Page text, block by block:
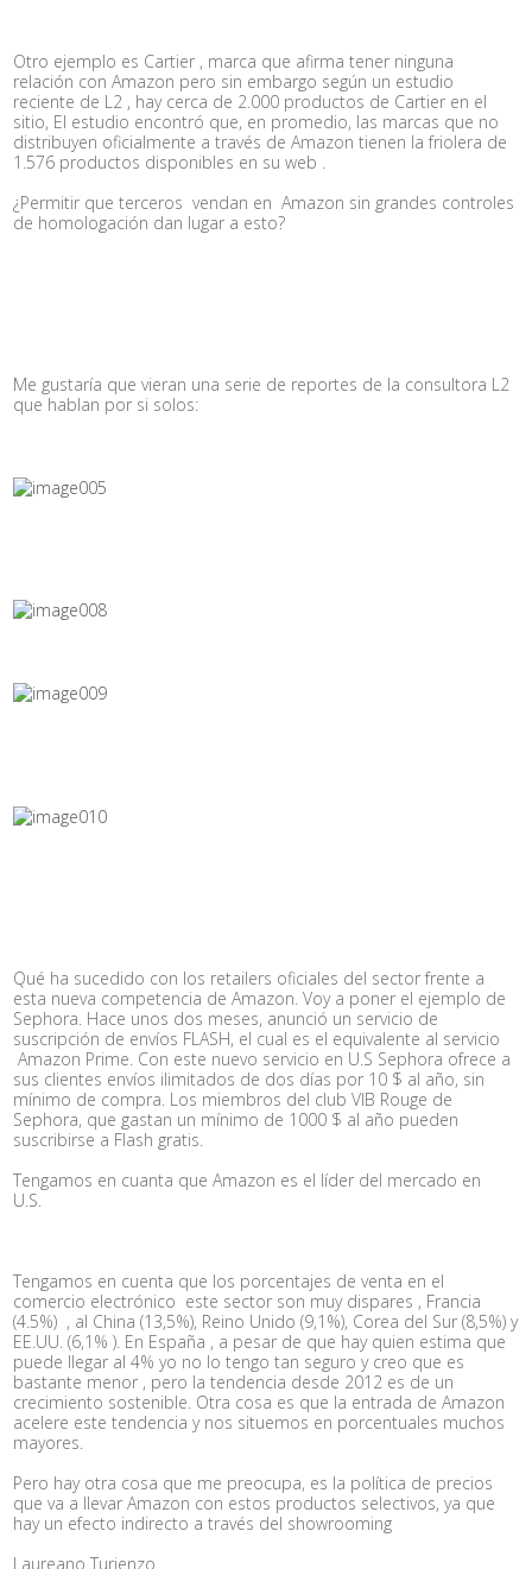
Otro ejemplo es Cartier , marca que afirma tener ninguna
relación con Amazon pero sin embargo según un estudio
reciente de L2 , hay cerca de 2.000 productos de Cartier en el
sitio, El estudio encontró que, en promedio, las marcas que no
distribuyen oficialmente a través de Amazon tienen la friolera de
1.576 productos disponibles en su web .
¿Permitir que terceros vendan en Amazon sin grandes controles
de homologación dan lugar a esto?
Me gustaría que vieran una serie de reportes de la consultora L2
que hablan por si solos:
Qué ha sucedido con los retailers oficiales del sector frente a
esta nueva competencia de Amazon. Voy a poner el ejemplo de
Sephora. Hace unos dos meses, anunció un servicio de
suscripción de envíos FLASH, el cual es el equivalente al servicio
Amazon Prime. Con este nuevo servicio en U.S Sephora ofrece a
sus clientes envíos ilimitados de dos días por 10 $ al año, sin
mínimo de compra. Los miembros del club VIB Rouge de
Sephora, que gastan un mínimo de 1000 $ al año pueden
suscribirse a Flash gratis.
Tengamos en cuanta que Amazon es el líder del mercado en
U.S.
Tengamos en cuenta que los porcentajes de venta en el
comercio electrónico este sector son muy dispares , Francia
(4.5%) , al China (13,5%), Reino Unido (9,1%), Corea del Sur (8,5%) y
EE.UU. (6,1% ). En España , a pesar de que hay quien estima que
puede llegar al 4% yo no lo tengo tan seguro y creo que es
bastante menor , pero la tendencia desde 2012 es de un
crecimiento sostenible. Otra cosa es que la entrada de Amazon
acelere este tendencia y nos situemos en porcentuales muchos
mayores.
Pero hay otra cosa que me preocupa, es la política de precios
que va a llevar Amazon con estos productos selectivos, ya que
hay un efecto indirecto a través del showrooming
Laureano Turienzo